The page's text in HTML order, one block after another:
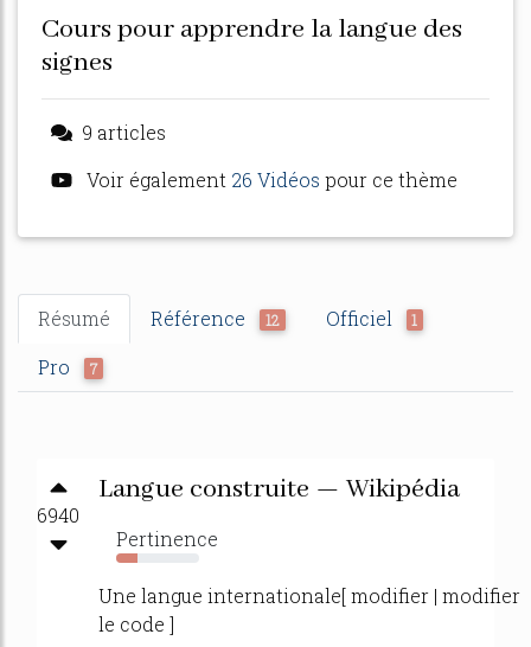
cours pour apprendre la langue des
signes
9 articles
Voir également 26 Vidéos pour ce thème
Résumé Référence 12 Officiel 1
Pro 7
6940
Langue construite — Wikipédia
Pertinence
26%
Une langue internationale[ modifier | modifier
le code ]